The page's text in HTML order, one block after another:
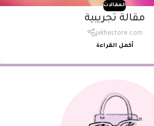
المقالات
مقالة تجريبية
jakhastore.com
أكمل القراءة